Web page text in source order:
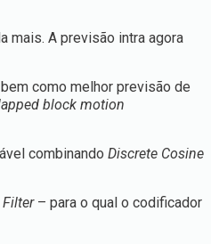
mais. A previsão intra agora
como melhor previsão de
block motion
combinandoDiscrete Cosine
Filter– para o qual o codificador